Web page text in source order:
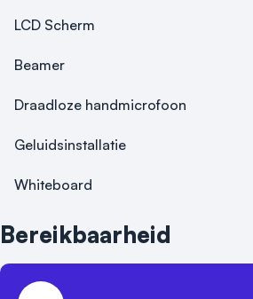
LCD Scherm
Beamer
Draadloze handmicrofoon
Geluidsinstallatie
Whiteboard
Bereikbaarheid